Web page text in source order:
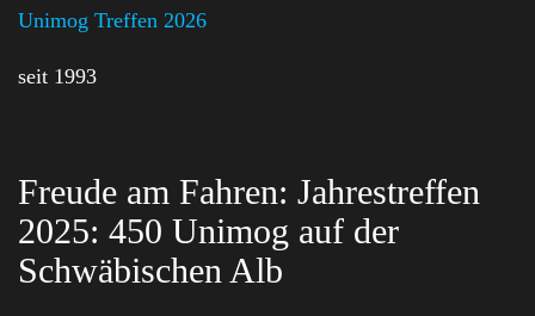
Unimog Treffen 2026
seit 1993
Freude am Fahren: Jahrestreffen
2025: 450 Unimog auf der
Schwäbischen Alb